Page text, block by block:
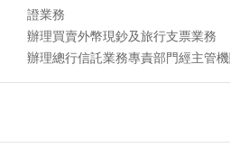
證業務
辦理買賣外幣現鈔及旅行支票業務
辦理總行信託業務專責部門經主管